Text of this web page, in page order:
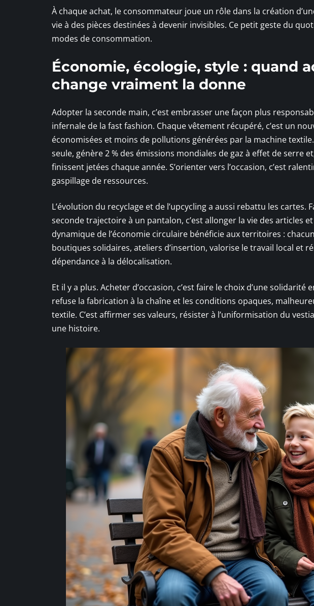
À chaque achat, le consommateur joue un rôle dans la création
vie à des pièces destinées à devenir invisibles. Ce petit geste du
modes de consommation.
Économie, écologie, style : quand
change vraiment la donne
Adopter la seconde main, c’est embrasser une façon plus
infernale de la fast fashion. Chaque vêtement récupéré, c’est un
économisées et moins de pollutions générées par la machine
seule, génère 2 % des émissions mondiales de gaz à effet de serre
finissent jetées chaque année. S’orienter vers l’occasion, c’est
gaspillage de ressources.
L’évolution du recyclage et de l’upcycling a aussi rebattu les
seconde trajectoire à un pantalon, c’est allonger la vie des articles
dynamique de l’économie circulaire bénéficie aux territoires :
boutiques solidaires, ateliers d’insertion, valorise le travail local et
dépendance à la délocalisation.
Et il y a plus. Acheter d’occasion, c’est faire le choix d’une
refuse la fabrication à la chaîne et les conditions opaques,
textile. C’est affirmer ses valeurs, résister à l’uniformisation du
une histoire.